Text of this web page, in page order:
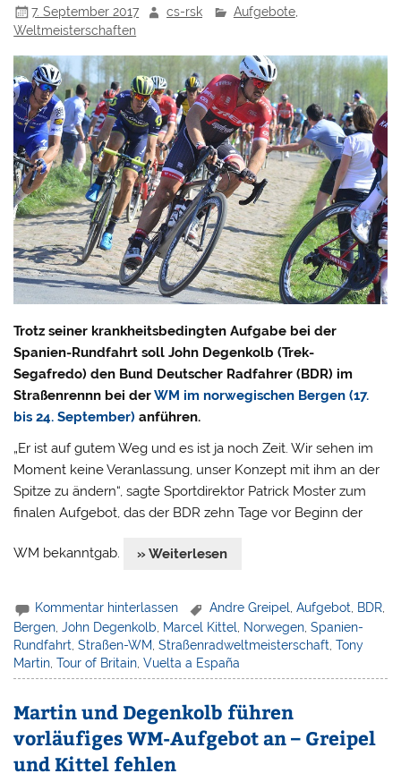
7. September 2017 cs-rsk Aufgebote,
Weltmeisterschaften
Trotz seiner krankheitsbedingten Aufgabe bei der
Spanien-Rundfahrt soll John Degenkolb (Trek-
Segafredo) den Bund Deutscher Radfahrer (BDR) im
Straßenrennn bei derWM im norwegischen Bergen (17.
bis 24. September) anführen.
„Er ist auf gutem Weg und es ist ja noch Zeit. Wir sehen im
Moment keine Veranlassung, unser Konzept mit ihm an der
Spitze zu ändern“, sagte Sportdirektor Patrick Moster zum
finalen Aufgebot, das der BDR zehn Tage vor Beginn der
WM bekanntgab. » Weiterlesen
Kommentar hinterlassen Andre Greipel,Aufgebot, BDR,
Bergen ,John Degenkolb Marcel Kittel Norwegen ,Spanien-
Rundfahrt ,Straßen-WM ,Straßenradweltmeisterschaft ,Tony
Martin ,Tour of Britain ,Vuelta a España
Martin und Degenkolb führen
vorläufiges WM-Aufgebot an – Greipel
und Kittel fehlen